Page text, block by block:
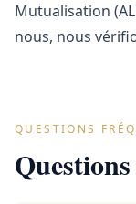
Mutualisation
nous, nous
QUESTIONS